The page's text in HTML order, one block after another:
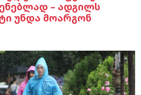
– ადგილს
უნდა მოარგონ